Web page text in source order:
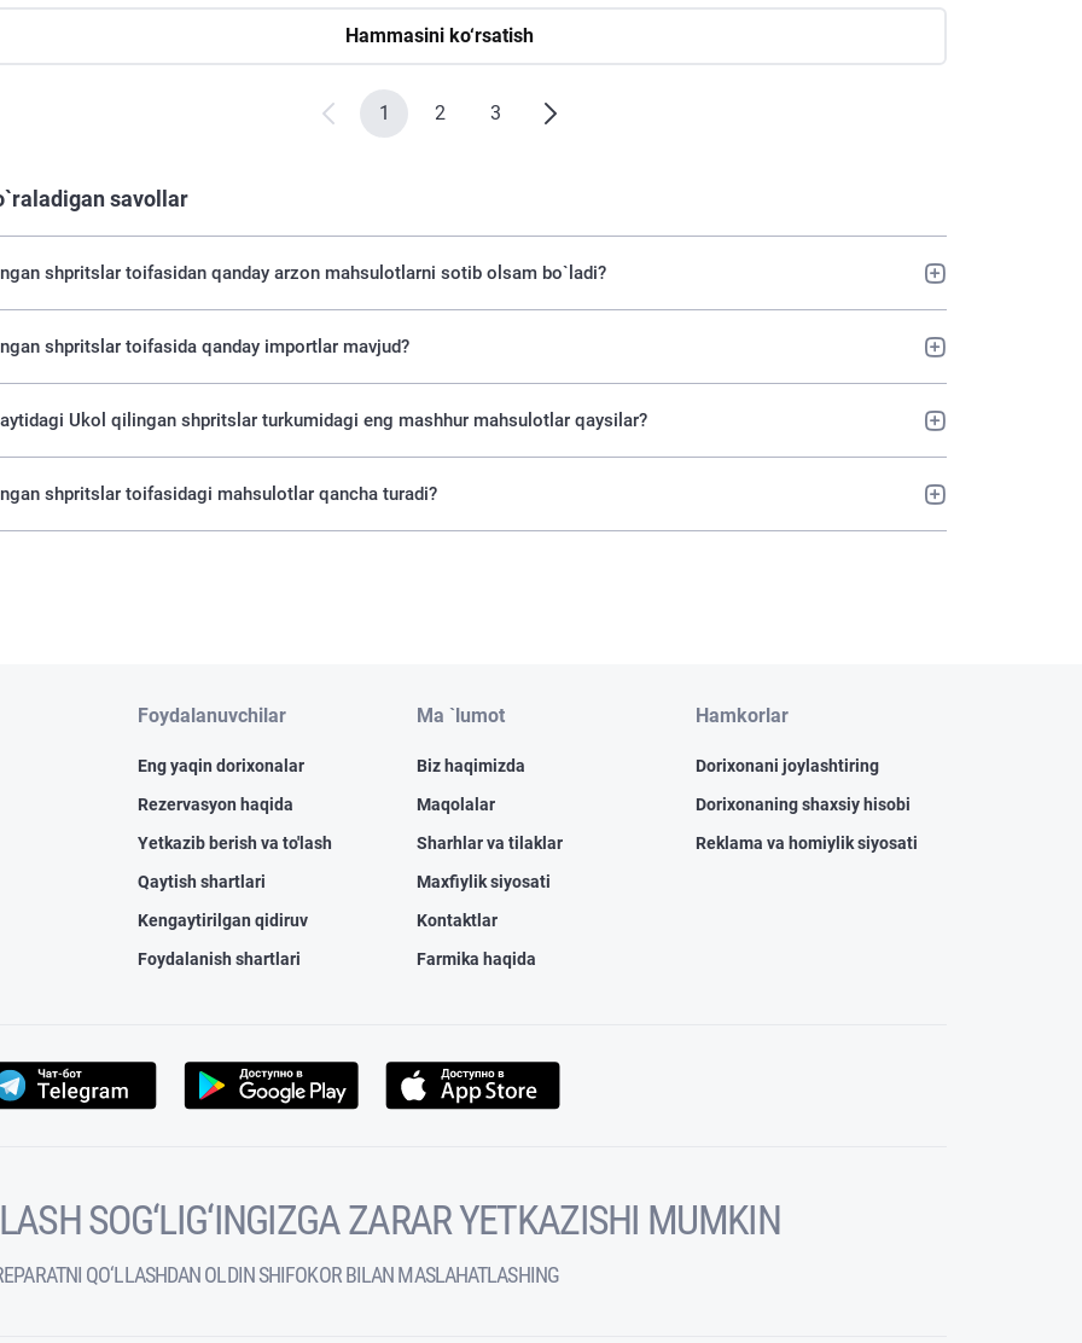
Hammasini ko‘rsatish
1 2 3
savollar
shpritslar toifasidan qanday arzon mahsulotlarni sotib olsam bo`ladi?
shpritslar toifasida qanday importlar mavjud?
Ukol qilingan shpritslar turkumidagi eng mashhur mahsulotlar qaysilar?
shpritslar toifasidagi mahsulotlar qancha turadi?
Foydalanuvchilar
Eng yaqin dorixonalar
Rezervasyon haqida
Yetkazib berish va to'lash
Qaytish shartlari
Kengaytirilgan qidiruv
Foydalanish shartlari
Ma `lumot
Biz haqimizda
Maqolalar
Sharhlar va tilaklar
Maxfiylik siyosati
Kontaktlar
Farmika haqida
Hamkorlar
Dorixonani joylashtiring
Dorixonaning shaxsiy hisobi
Reklama va homiylik siyosati
SOG‘LIG‘INGIZGA ZARAR YETKAZISHI MUMKIN
QO‘LLASHDAN OLDIN SHIFOKOR BILAN MASLAHATLASHING